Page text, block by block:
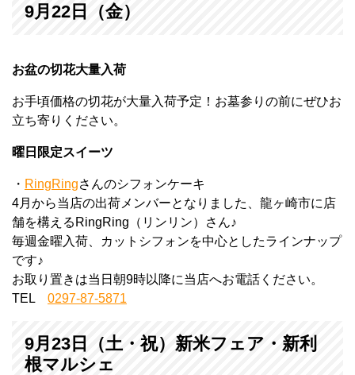
9月22日（金）
お盆の切花大量入荷
お手頃価格の切花が大量入荷予定！お墓参りの前にぜひお
立ち寄りください。
曜日限定スイーツ
・ RingRingさんのシフォンケーキ
4月から当店の出荷メンバーとなりました、龍ヶ崎市に店
舗を構えるRingRing（リンリン）さん♪
毎週金曜入荷、カットシフォンを中心としたラインナップ
です♪
お取り置きは当日朝9時以降に当店へお電話ください。
TEL 0297-87-5871
9月23日（土・祝）新米フェア・新利
根マルシェ